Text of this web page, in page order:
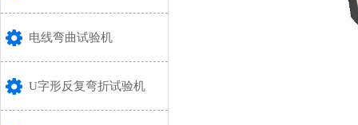
电线弯曲试验机
U字形反复弯折试验机